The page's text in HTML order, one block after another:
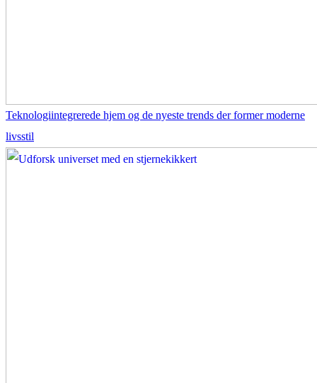
Teknologiintegrerede hjem og de nyeste trends der former moderne
livsstil